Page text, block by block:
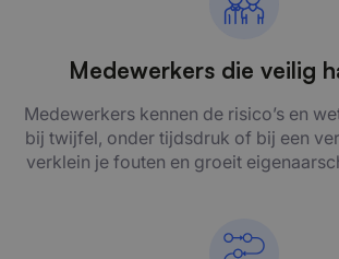
Medewerkers die veilig
Medewerkers kennen de risico’s en
bij twijfel, onder tijdsdruk of bij een
verklein je fouten en groeit